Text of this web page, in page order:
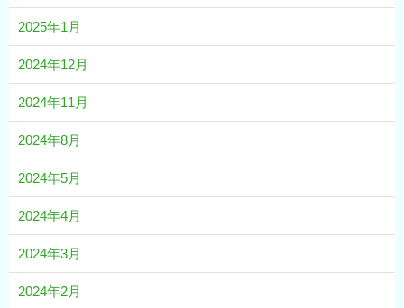
2025年1月
2024年12月
2024年11月
2024年8月
2024年5月
2024年4月
2024年3月
2024年2月